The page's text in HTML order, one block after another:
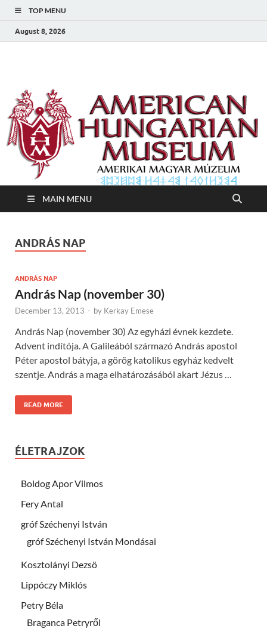
TOP MENU
August 8, 2026
Amerikai Magyar
Múzeum
MAIN MENU
ANDRÁS NAP
ANDRÁS NAP
András Nap (november 30)
December 13, 2013 - by Kerkay Emese
András Nap (november 30) Az egyházi évnek kezdete.
Advent indítója. A Galileából származó András apostol
Péter apostol bátyja, a görög katolikus egyház kedvelt
szentje. András a maga elhatározásából akart Jézus …
READ MORE
ÉLETRAJZOK
Boldog Apor Vilmos
Fery Antal
gróf Széchenyi István
gróf Széchenyi István Mondásai
Kosztolányi Dezsö
Lippóczy Miklós
Petry Béla
Braganca Petryről